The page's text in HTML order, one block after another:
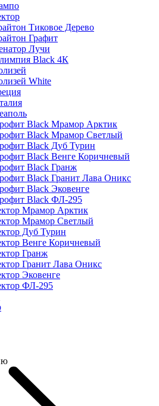
Тиковое Дерево
Графит
Лучи
Black 4К
White
Black Мрамор Арктик
Black Мрамор Светлый
Black Дуб Турин
Black Венге Коричневый
Black Гранж
Black Гранит Лава Оникс
Black Эковенге
Black ФЛ-295
Мрамор Арктик
Мрамор Светлый
Дуб Турин
Венге Коричневый
Гранж
Гранит Лава Оникс
Эковенге
ФЛ-295